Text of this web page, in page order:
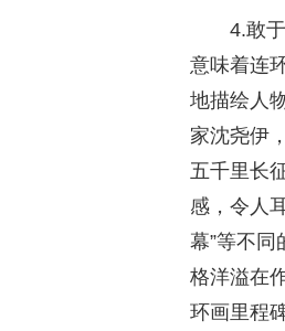
4.敢
意味着连
地描绘人
家沈尧伊
五千里长
感，令人
幕”等不
格洋溢在
环画里程